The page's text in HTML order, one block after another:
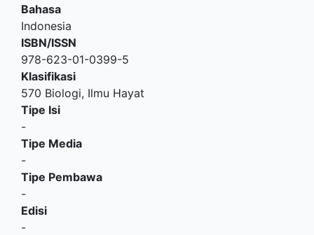
Bahasa
Indonesia
ISBN/ISSN
978-623-01-0399-5
Klasifikasi
570 Biologi, Ilmu Hayat
Tipe Isi
-
Tipe Media
-
Tipe Pembawa
-
Edisi
-